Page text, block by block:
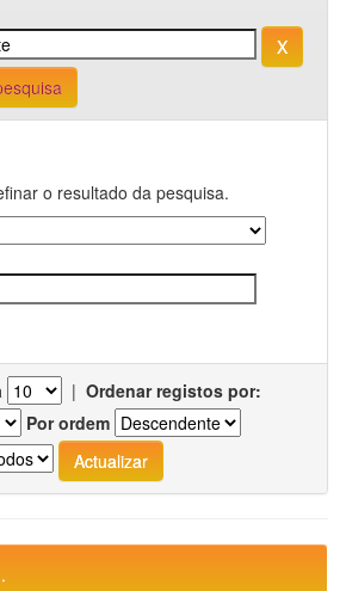
o resultado da pesquisa.
| Ordenar registos por:
Por ordem